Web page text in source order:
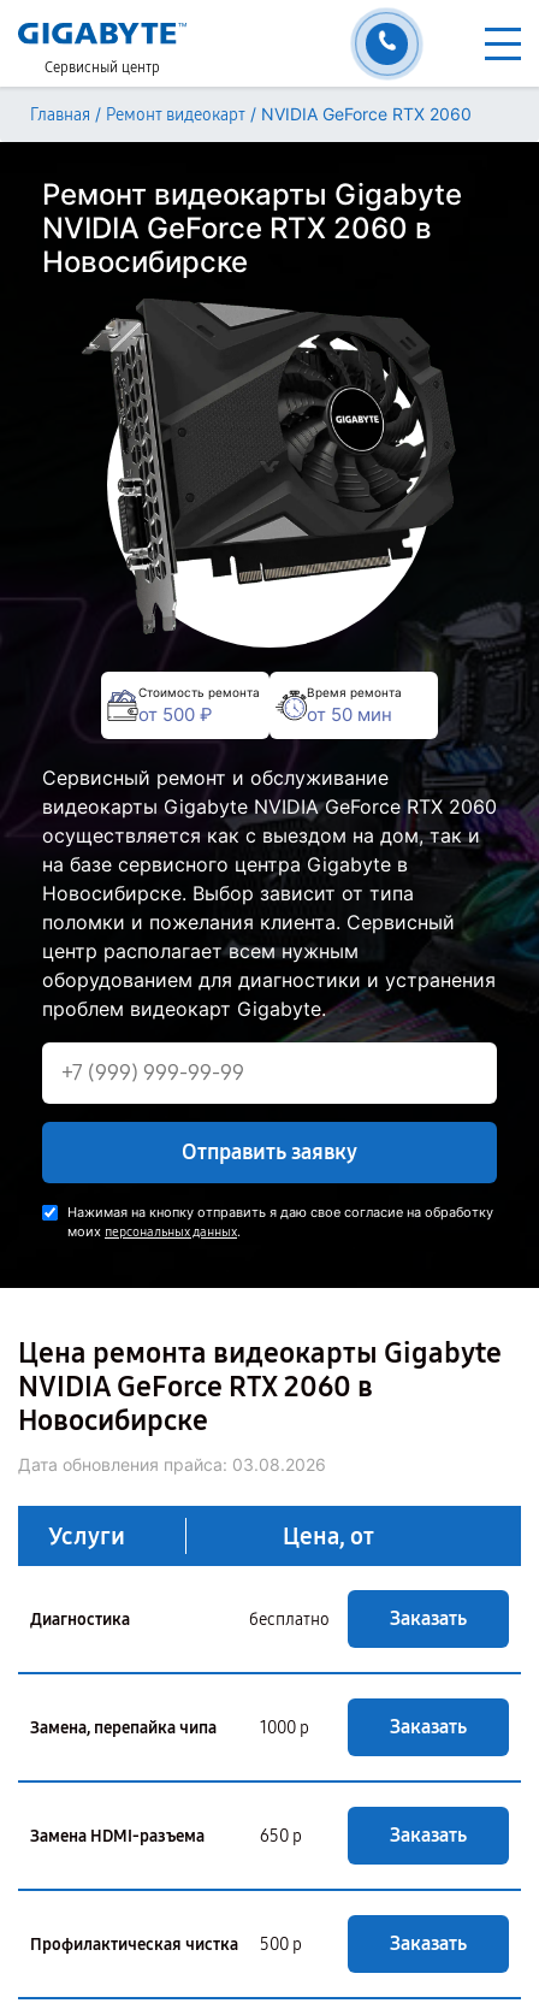
Сервисный центр
Главная / Ремонт видеокарт / NVIDIA GeForce RTX 2060
Ремонт видеокарты Gigabyte
NVIDIA GeForce RTX 2060 в
Новосибирске
Стоимость ремонта
от 500 ₽
Время ремонта
от 50 мин
Сервисный ремонт и обслуживание
видеокарты Gigabyte NVIDIA GeForce RTX 2060
осуществляется как с выездом на дом, так и
на базе сервисного центра Gigabyte в
Новосибирске. Выбор зависит от типа
поломки и пожелания клиента. Сервисный
центр располагает всем нужным
оборудованием для диагностики и устранения
проблем видеокарт Gigabyte.
Отправить заявку
Нажимая на кнопку отправить я даю свое согласие на обработку
моих персональных данных.
Цена ремонта видеокарты Gigabyte
NVIDIA GeForce RTX 2060 в
Новосибирске
Дата обновления прайса: 03.08.2026
Услуги Цена, от
Диагностика бесплатно Заказать
Замена, перепайка чипа 1000 р Заказать
Замена HDMI-разъема 650 р Заказать
Профилактическая чистка 500 р Заказать